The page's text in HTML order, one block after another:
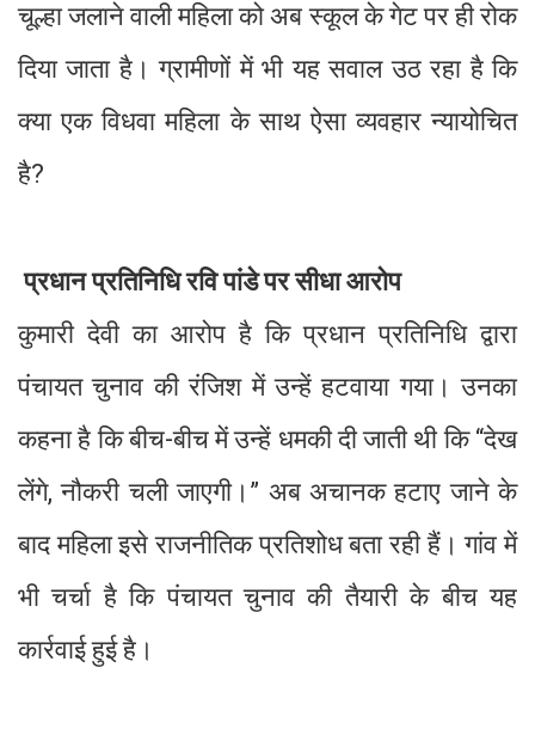
चूल्हा जलाने वाली महिला को अब स्कूल के गेट पर ही रोक
दिया जाता है। ग्रामीणों में भी यह सवाल उठ रहा है कि
क्या एक विधवा महिला के साथ ऐसा व्यवहार न्यायोचित
है?
प्रधान प्रतिनिधि रवि पांडे पर सीधा आरोप
कुमारी देवी का आरोप है कि प्रधान प्रतिनिधि द्वारा
पंचायत चुनाव की रंजिश में उन्हें हटवाया गया। उनका
कहना है कि बीच-बीच में उन्हें धमकी दी जाती थी कि “देख
लेंगे, नौकरी चली जाएगी।” अब अचानक हटाए जाने के
बाद महिला इसे राजनीतिक प्रतिशोध बता रही हैं। गांव में
भी चर्चा है कि पंचायत चुनाव की तैयारी के बीच यह
कार्रवाई हुई है।